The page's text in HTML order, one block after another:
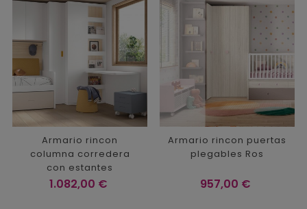
Armario rincon
columna corredera
con estantes
Precio
1.082,00 €
Armario rincon puertas
plegables Ros
Precio
957,00 €